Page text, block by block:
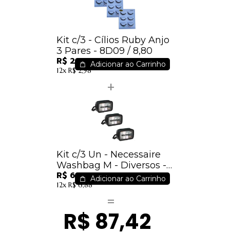
Kit c/3 - Cílios Ruby Anjo
3 Pares - 8D09 / 8,80
R$ 26,40
12x R$ 2,98
Adicionar ao Carrinho
Kit c/3 Un - Necessaire
Washbag M - Diversos -
Im
R$ 61,02
12x R$ 6,88
Adicionar ao Carrinho
R$ 87,42